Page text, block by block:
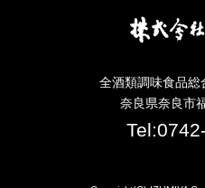
全酒類調味食品総
奈良県奈良市